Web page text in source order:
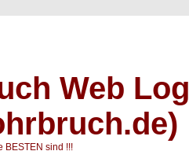
Web Log
BESTEN sind !!!